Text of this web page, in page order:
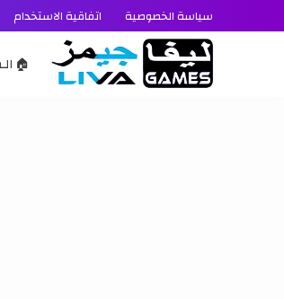
سياسة الخصوصية اتفاقية الاستخدام
🏠